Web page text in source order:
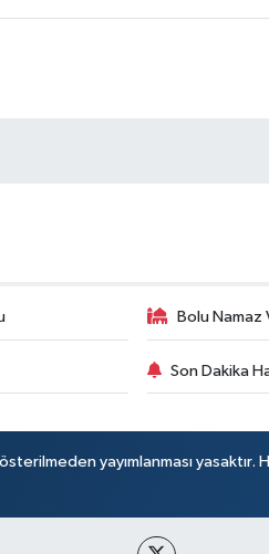
Bolu Namaz
Son Dakika
yayımlanması yasaktır.